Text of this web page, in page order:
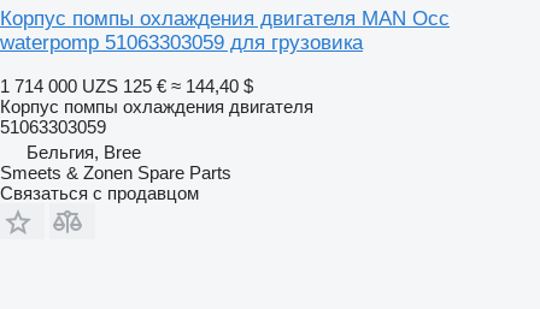
Корпус помпы охлаждения двигателя MAN Occ
waterpomp 51063303059 для грузовика
1 714 000 UZS 125 € ≈ 144,40 $
Корпус помпы охлаждения двигателя
51063303059
Бельгия, Bree
Smeets & Zonen Spare Parts
Связаться с продавцом